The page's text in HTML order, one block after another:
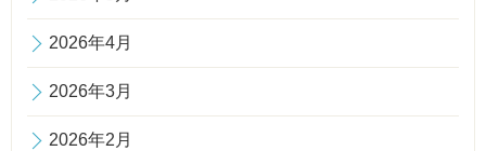
2026年4月
2026年3月
2026年2月